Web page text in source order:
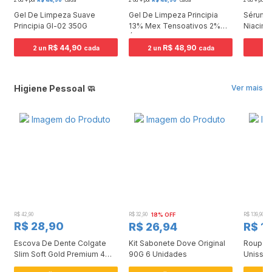
Gel De Limpeza Suave
Principia Gl-02 350G
2 un R$ 44,90 cada
Gel De Limpeza Principia
13% Mex Tensoativos 2%
Ácido Salicílico 5% Glicerina
350Gr2 un R$ 48,90 cada
Sérum
Ver mais
Higiene Pessoal 🧼
R$ 42,90
R$ 28,90
Escova De Dente Colgate
Slim Soft Gold Premium 4
Unidades
R$ 32,90 18% OFF
R$ 26,94
Kit Sabonete Dove Original
90G 6 Unidades
R$ 139,90
R$
Roupa
Pacote